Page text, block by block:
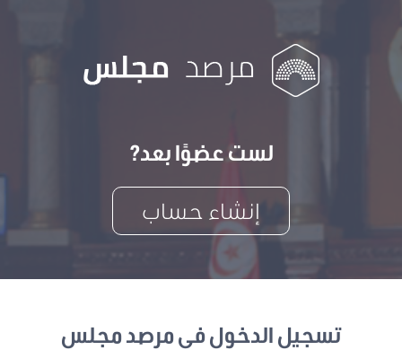
لست عضوًا بعد?
إنشاء حساب
تسجيل الدخول في مرصد مجلس